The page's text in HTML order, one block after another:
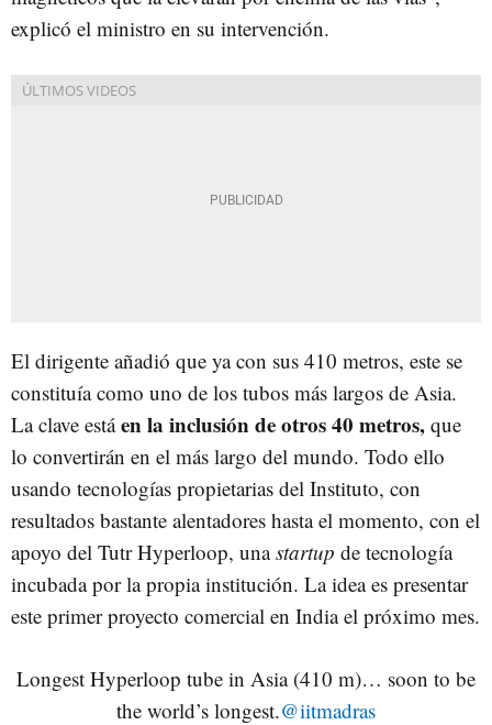
explicó el ministro en su intervención.
El dirigente añadió que ya con sus 410 metros, este se
constituía como uno de los tubos más largos de Asia.
La clave estáen la inclusión de otros 40 metros, que
lo convertirán en el más largo del mundo. Todo ello
usando tecnologías propietarias del Instituto, con
resultados bastante alentadores hasta el momento, con el
apoyo del Tutr Hyperloop, unastartup de tecnología
incubada por la propia institución. La idea es presentar
este primer proyecto comercial en India el próximo mes.
Longest Hyperloop tube in Asia (410 m)… soon to be
the world’s longest.@iitmadras